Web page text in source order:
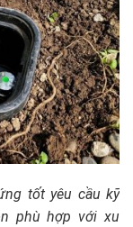
tốt yêu cầu kỹ
phù hợp với xu